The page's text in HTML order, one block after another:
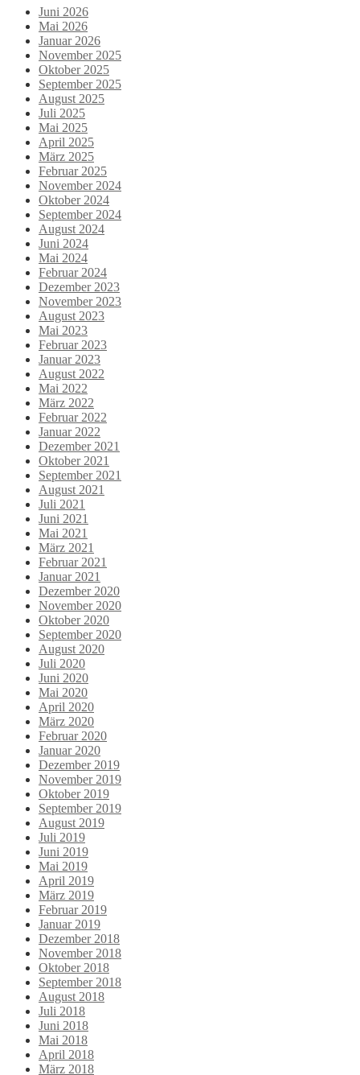
Juni 2026
Mai 2026
Januar 2026
November 2025
Oktober 2025
September 2025
August 2025
Juli 2025
Mai 2025
April 2025
März 2025
Februar 2025
November 2024
Oktober 2024
September 2024
August 2024
Juni 2024
Mai 2024
Februar 2024
Dezember 2023
November 2023
August 2023
Mai 2023
Februar 2023
Januar 2023
August 2022
Mai 2022
März 2022
Februar 2022
Januar 2022
Dezember 2021
Oktober 2021
September 2021
August 2021
Juli 2021
Juni 2021
Mai 2021
März 2021
Februar 2021
Januar 2021
Dezember 2020
November 2020
Oktober 2020
September 2020
August 2020
Juli 2020
Juni 2020
Mai 2020
April 2020
März 2020
Februar 2020
Januar 2020
Dezember 2019
November 2019
Oktober 2019
September 2019
August 2019
Juli 2019
Juni 2019
Mai 2019
April 2019
März 2019
Februar 2019
Januar 2019
Dezember 2018
November 2018
Oktober 2018
September 2018
August 2018
Juli 2018
Juni 2018
Mai 2018
April 2018
März 2018